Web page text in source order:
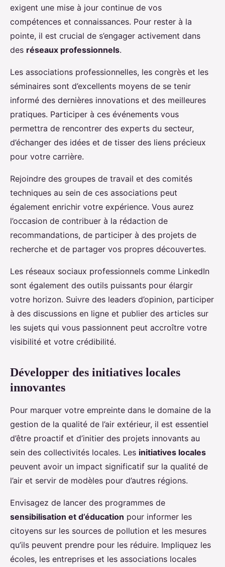
exigent une mise à jour continue de vos
compétences et connaissances. Pour rester à la
pointe, il est crucial de s’engager activement dans
des réseaux professionnels.
Les associations professionnelles, les congrès et les
séminaires sont d’excellents moyens de se tenir
informé des dernières innovations et des meilleures
pratiques. Participer à ces événements vous
permettra de rencontrer des experts du secteur,
d’échanger des idées et de tisser des liens précieux
pour votre carrière.
Rejoindre des groupes de travail et des comités
techniques au sein de ces associations peut
également enrichir votre expérience. Vous aurez
l’occasion de contribuer à la rédaction de
recommandations, de participer à des projets de
recherche et de partager vos propres découvertes.
Les réseaux sociaux professionnels comme LinkedIn
sont également des outils puissants pour élargir
votre horizon. Suivre des leaders d’opinion, participer
à des discussions en ligne et publier des articles sur
les sujets qui vous passionnent peut accroître votre
visibilité et votre crédibilité.
Développer des initiatives locales
innovantes
Pour marquer votre empreinte dans le domaine de la
gestion de la qualité de l’air extérieur, il est essentiel
d’être proactif et d’initier des projets innovants au
sein des collectivités locales. Les initiatives locales
peuvent avoir un impact significatif sur la qualité de
l’air et servir de modèles pour d’autres régions.
Envisagez de lancer des programmes de
sensibilisation et d’éducation pour informer les
citoyens sur les sources de pollution et les mesures
qu’ils peuvent prendre pour les réduire. Impliquez les
écoles, les entreprises et les associations locales